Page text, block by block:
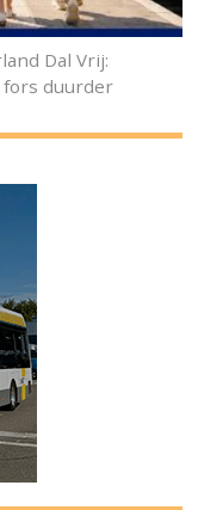
Dal Vrij:
fors duurder